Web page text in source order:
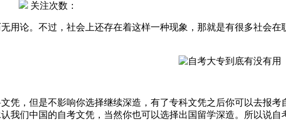
关注次数：
用论。不过，社会上还存在着这样一种现象，那就是有很多社会
凭，但是不影响你选择继续深造，有了专科文凭之后你可以去报
我们中国的自考文凭，当然你也可以选择出国留学深造。所以说